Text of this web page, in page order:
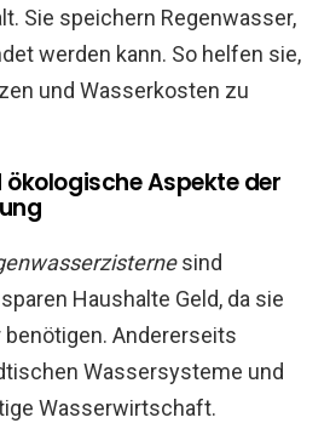
Sie speichern Regenwasser,
werden kann. So helfen sie,
und Wasserkosten zu
Aspekte der
sind
Haushalte Geld, da sie
Andererseits
Wassersysteme und
Wasserwirtschaft.